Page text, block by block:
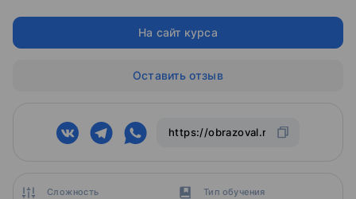
Сложность Тип обучения
На сайт курса
Оставить отзыв